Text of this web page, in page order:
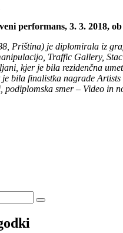
performans, 3. 3. 2018,
Priština) je diplomirala iz
Traffic Gallery,
kjer je bila rezidenčna
bila finalistka nagrade Artists
podiplomska smer – Video in